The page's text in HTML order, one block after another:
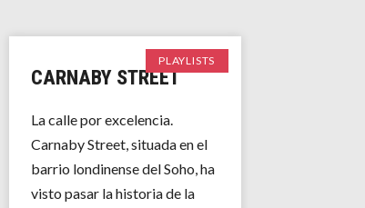
HISTORIAS
PLAYLISTS
CARNABY STREET
La calle por excelencia.
Carnaby Street, situada en el
barrio londinense del Soho, ha
visto pasar la historia de la